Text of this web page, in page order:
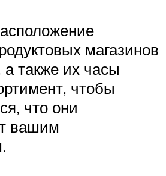
магазинов
а также их часы
чтобы
что они
вашим